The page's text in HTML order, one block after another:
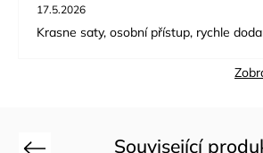
17.5.2026
Krasne saty, osobní přístup, rychle
Související
Previous